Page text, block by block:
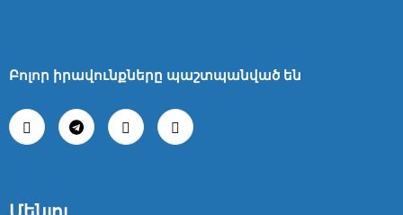
Բոլոր իրավունքները պաշտպանված են